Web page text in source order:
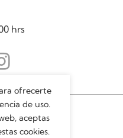
hrs
ofrecerte
de uso.
aceptas
cookies.